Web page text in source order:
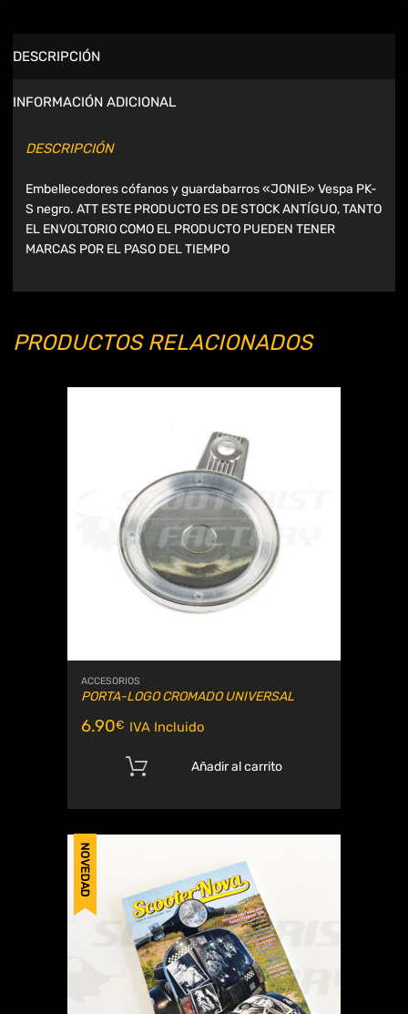
DESCRIPCIÓN
INFORMACIÓN ADICIONAL
DESCRIPCIÓN
Embellecedores cófanos y guardabarros «JONIE» Vespa PK-
S negro. ATT ESTE PRODUCTO ES DE STOCK ANTÍGUO, TANTO
EL ENVOLTORIO COMO EL PRODUCTO PUEDEN TENER
MARCAS POR EL PASO DEL TIEMPO
PRODUCTOS RELACIONADOS
ACCESORIOS
PORTA-LOGO CROMADO UNIVERSAL
6.90€ IVA Incluido
Añadir al carrito
NOVEDAD